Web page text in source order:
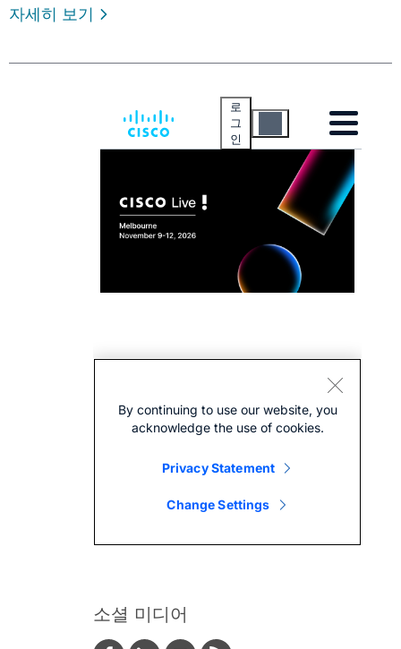
자세히 보기
소셜 미디어